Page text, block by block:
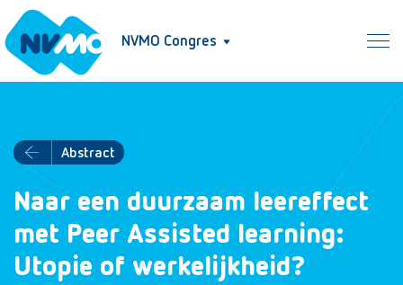
NVMO Congres
Abstract
Naar een duurzaam leereffect
met Peer Assisted learning:
Utopie of werkelijkheid?